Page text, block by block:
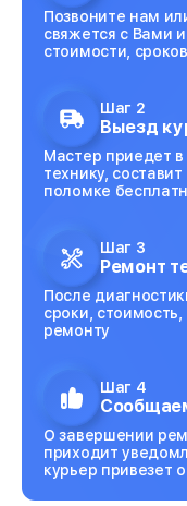
Позвоните нам
свяжется с Вами
стоимости,
Шаг 2
Выезд
Мастер приедет
технику,
поломке
Шаг 3
Ремонт
После
сроки,
ремонту
Шаг 4
О завершении
приходит
курьер привезет